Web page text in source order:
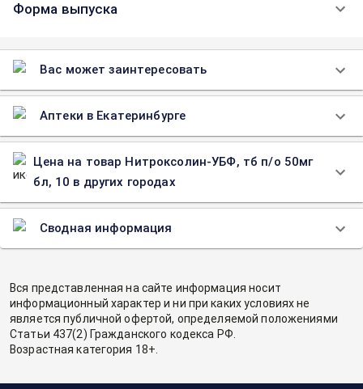
Форма выпуска
Вас может заинтересовать
Аптеки в Екатеринбурге
Цена на товар Нитроксолин-УБФ, тб п/о 50мг
бл, 10 в других городах
Сводная информация
Вся представленная на сайте информация носит
информационный характер и ни при каких условиях не
является публичной офертой, определяемой положениями
Статьи 437(2) Гражданского кодекса РФ.
Возрастная категория 18+.